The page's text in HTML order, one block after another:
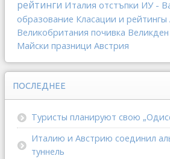
рейтинги Италия отстъпки ИУ -
образование Класации и рейтингы
Великобритания почивка Великден
Майски празници Австрия
ПОСЛЕДНЕЕ
Туристы планируют свою
Италию и Австрию соединил
туннель